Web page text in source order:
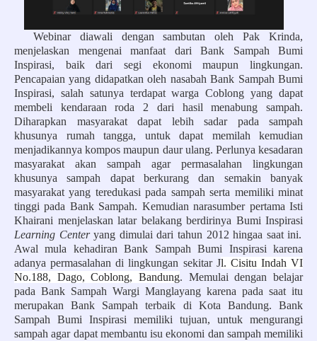
Webinar diawali dengan sambutan oleh Pak Krinda,
menjelaskan mengenai manfaat dari Bank Sampah Bumi
Inspirasi, baik dari segi ekonomi maupun lingkungan.
Pencapaian yang didapatkan oleh nasabah Bank Sampah Bumi
Inspirasi, salah satunya terdapat warga Coblong yang dapat
membeli kendaraan roda 2 dari hasil menabung sampah.
Diharapkan masyarakat dapat lebih sadar pada sampah
khusunya rumah tangga, untuk dapat memilah kemudian
menjadikannya kompos maupun daur ulang. Perlunya kesadaran
masyarakat akan sampah agar permasalahan lingkungan
khusunya sampah dapat berkurang dan semakin banyak
masyarakat yang teredukasi pada sampah serta memiliki minat
tinggi pada Bank Sampah. Kemudian narasumber pertama Isti
Khairani menjelaskan latar belakang berdirinya Bumi Inspirasi
Learning Centeryang dimulai dari tahun 2012 hingaa saat ini.
Awal mula kehadiran Bank Sampah Bumi Inspirasi karena
adanya permasalahan di lingkungan sekitar Jl. Cisitu Indah VI
No.188, Dago, Coblong, Bandung. Memulai dengan belajar
pada Bank Sampah Wargi Manglayang karena pada saat itu
merupakan Bank Sampah terbaik di Kota Bandung. Bank
Sampah Bumi Inspirasi memiliki tujuan, untuk mengurangi
sampah agar dapat membantu isu ekonomi dan sampah memiliki